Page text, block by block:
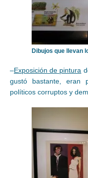
Dibujos que llevan
–Exposición de pintura
gustó bastante, eran
políticos corruptos y